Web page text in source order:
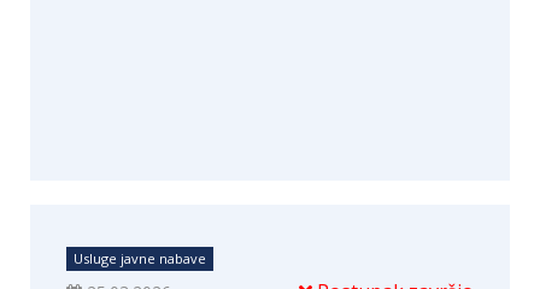
Usluge javne nabave